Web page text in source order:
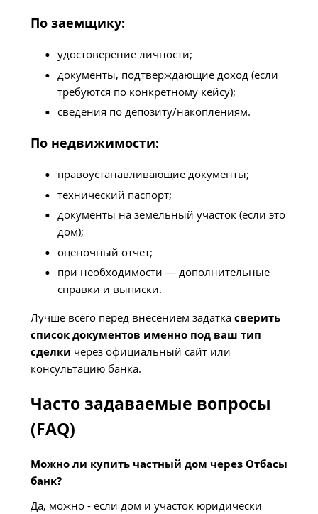
По заемщику:
удостоверение личности;
документы, подтверждающие доход (если
требуются по конкретному кейсу);
сведения по депозиту/накоплениям.
По недвижимости:
правоустанавливающие документы;
технический паспорт;
документы на земельный участок (если это
дом);
оценочный отчет;
при необходимости — дополнительные
справки и выписки.
Лучше всего перед внесением задатка сверить
список документов именно под ваш тип
сделки через официальный сайт или
консультацию банка.
Часто задаваемые вопросы
(FAQ)
Можно ли купить частный дом через Отбасы
банк?
Да, можно - если дом и участок юридически